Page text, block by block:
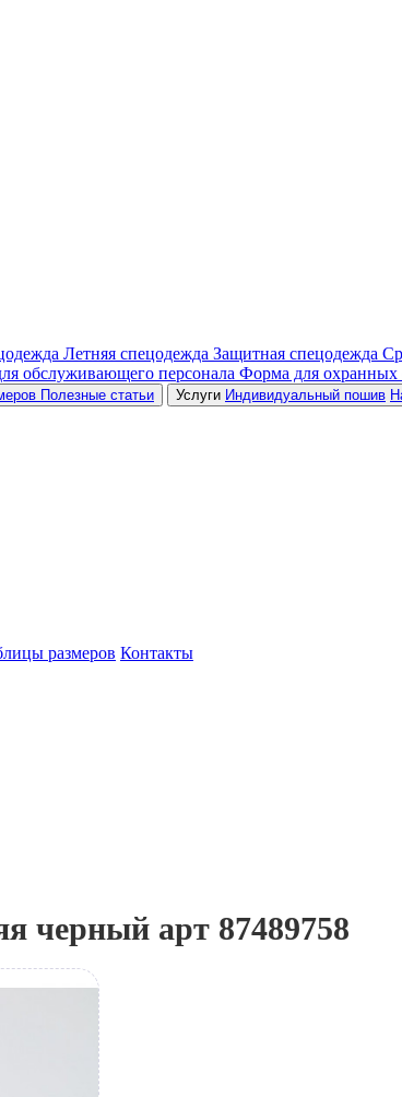
Летняя спецодежда Защитная спецодежда
обслуживающего персонала Форма для охранных
Полезные статьи Услуги Индивидуальный пошив
размеров Контакты
черный арт 87489758